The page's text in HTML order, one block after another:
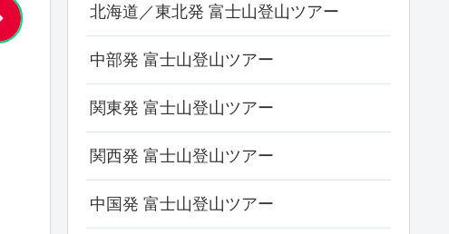
北海道／東北発 富士山登山ツアー
中部発 富士山登山ツアー
関東発 富士山登山ツアー
関西発 富士山登山ツアー
中国発 富士山登山ツアー